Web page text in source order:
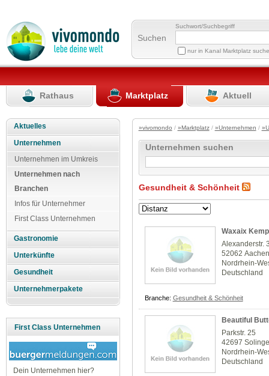
Suchen
Suchwort/Suchbegriff
nur in Kanal Marktplatz
Rathaus Marktplatz Aktuell
Aktuelles
Unternehmen
Unternehmen im Umkreis
Unternehmen nach
Branchen
Infos für Unternehmer
First Class Unternehmen
Gastronomie
Unterkünfte
Gesundheit
Unternehmerpakete
First Class Unternehmen
Dein Unternehmen hier?
»vivomondo / »Marktplatz/ »Unternehmen /
Unternehmen suchen
Gesundheit & Schönheit
Waxaix
Alexanderstr.
52062
Nordrhein-
Deutschland
Branche: Gesundheit & Schönheit
Beautiful
Parkstr. 25
42697
Nordrhein-
Deutschland